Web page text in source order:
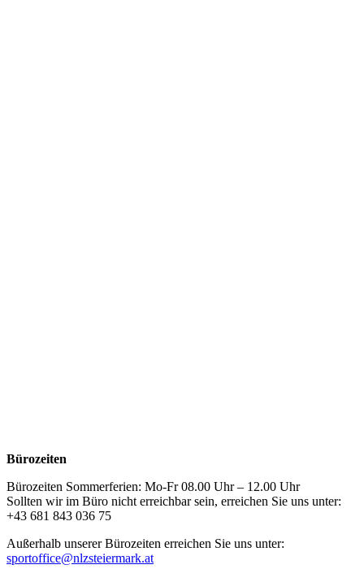
Bürozeiten
Bürozeiten Sommerferien: Mo-Fr 08.00 Uhr – 12.00 Uhr
Sollten wir im Büro nicht erreichbar sein, erreichen Sie uns unter:
+43 681 843 036 75
Außerhalb unserer Bürozeiten erreichen Sie uns unter:
sportoffice@nlzsteiermark.at